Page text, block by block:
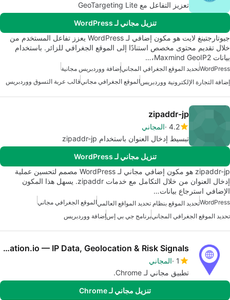
تعزيز التفاعل مع GeoTargeting Lite
تنزيل مجاني لـ WordPress
جيوتارجتينغ لايت هو مكون إضافي لـ WordPress يعزز تفاعل المستخدم من
خلال تقديم محتوى مخصص استنادًا إلى الموقع الجغرافي للزائر. باستخدام
بيانات Maxmind GeoIP2،…
WordPressتحديد الموقع الجغرافي المجانيإضافة ووردبريس مجانية
إضافة التجارة الإلكترونية ووردبريسالموقع الجغرافي مجانيقالب عربة التسوق ووردبريس
zipaddr-jp
4.2 المجاني
تبسيط إدخال العنوان باستخدام zipaddr-jp
تنزيل مجاني لـ WordPress
zipaddr-jp هو مكون إضافي مجاني لـ WordPress مصمم لتحسين عملية
إدخال العنوان من خلال التكامل مع خدمات zipaddr. يسهل هذا المكون
الإضافي استرجاع بيانات…
WordPressتحديد الموقع بنظام تحديد المواقع العالميالموقع الجغرافي مجاني
تحديد الموقع الجغرافي المجانيبرنامج جي بي إسإضافة ووردبريس
IPGeolocation.io — IP Data, Geolocation & Risk Signals
1 المجاني
تطبيق مجاني لـ Chrome.
تنزيل مجاني لـ Chrome